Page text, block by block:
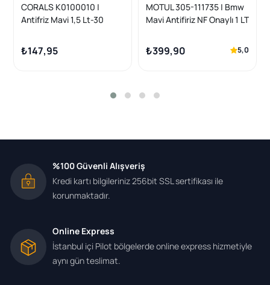
CORALS K0100010 |
Antifriz Mavi 1,5 Lt-30
₺147,95
MOTUL 305-111735 | Bmw
Mavi Antifiriz NF Onaylı 1 LT
₺399,90 5,0
%100 Güvenli Alışveriş
Kredi kartı bilgileriniz 256bit SSL sertifikası ile
korunmaktadır.
Online Express
İstanbul içi Pilot bölgelerde online express hizmetiyle
aynı gün teslimat.